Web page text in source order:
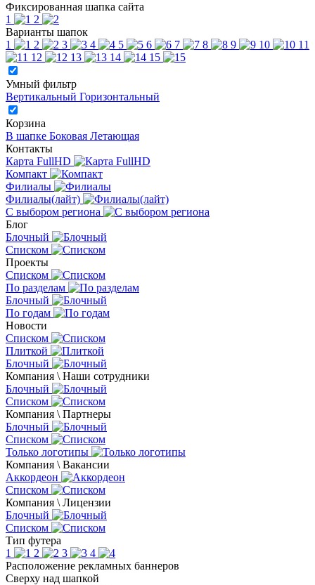
Фиксированная шапка сайта
1
2
Варианты шапок
1
2 3 4 5 6 7 8 9 10
11
12
13 14 15
Умный фильтр
Вертикальный Горизонтальный
Корзина
В шапке Боковая Летающая
Контакты
Карта FullHD
Компакт
Филиалы
Филиалы(лайт)
С выбором региона
Блог
Блочный
Списком
Проекты
Списком
По разделам
Блочный
По годам
Новости
Списком
Плиткой
Блочный
Компания \ Наши сотрудники
Блочный
Списком
Компания \ Партнеры
Блочный
Списком
Только логотипы
Компания \ Вакансии
Аккордеон
Списком
Компания \ Лицензии
Блочный
Списком
Тип футера
1
2 3
4
Расположение рекламных баннеров
Сверху над шапкой